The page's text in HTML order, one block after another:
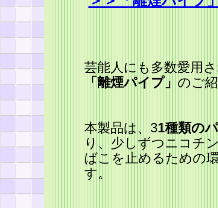
芸能人にも多数愛用
「離煙パイプ」 のご
本製品は、31種類の
り、少しずつニコチ
ばこを止めるための
す。